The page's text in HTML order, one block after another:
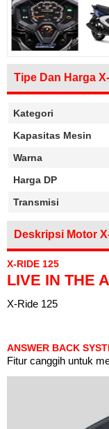
Tipe Dan Harga
Kategori
Kapasitas Mesin
Warna
Harga DP
Transmisi
Deskripsi Motor
X-RIDE 125
LIVE IN THE
X-Ride 125
ANSWER BACK
Fitur canggih untuk